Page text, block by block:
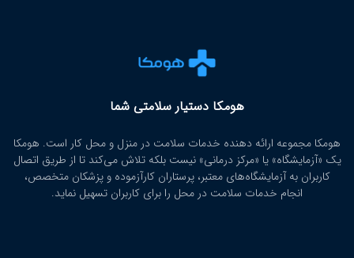
هومکا دستیار سلامتی شما
هومکا مجموعه ارائه‌ دهنده خدمات سلامت در منزل و محل کار است. هومکا
یک «آزمایشگاه» یا «مرکز درمانی» نیست بلکه تلاش می‌کند تا از طریق اتصال
کاربران به آزمایشگاه‌های معتبر، پرستاران کارآزموده و پزشکان متخصص،
انجام خدمات سلامت در محل را برای کاربران تسهیل نماید.